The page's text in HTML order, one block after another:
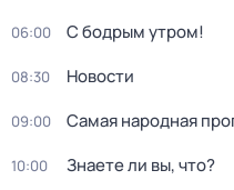
06:00 С бодрым утром!
08:30 Новости
09:00 Самая народная
10:00 Знаете ли вы, что?